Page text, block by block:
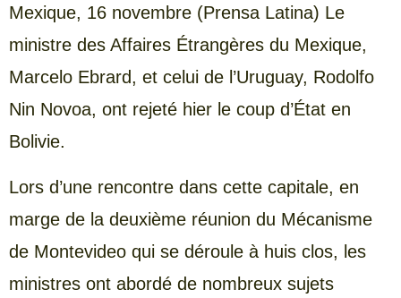
Mexique, 16 novembre (Prensa Latina) Le
ministre des Affaires Étrangères du Mexique,
Marcelo Ebrard, et celui de l’Uruguay, Rodolfo
Nin Novoa, ont rejeté hier le coup d’État en
Bolivie.
Lors d’une rencontre dans cette capitale, en
marge de la deuxième réunion du Mécanisme
de Montevideo qui se déroule à huis clos, les
ministres ont abordé de nombreux sujets